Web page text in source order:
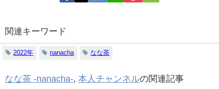
関連キーワード
2022年 nanacha なな茶
なな茶 -nanacha-, 本人チャンネルの関連記事